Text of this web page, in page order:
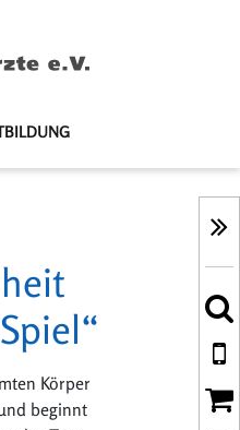
Körper
beginnt